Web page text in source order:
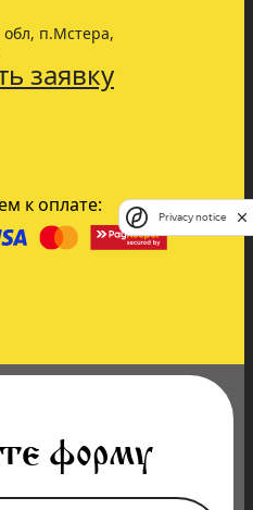
п.Мстера,
заявку
к оплате:
форму
Privacy notice